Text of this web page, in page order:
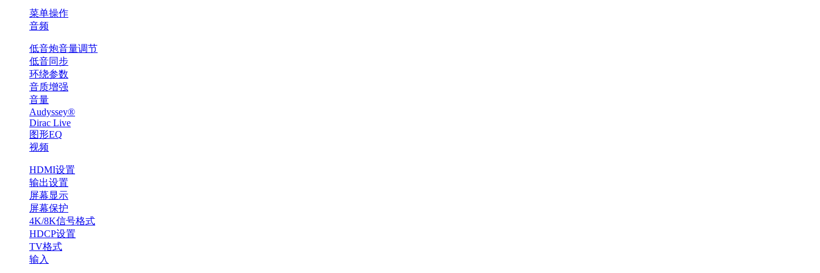
菜单操作
音频
低音炮音量调节
低音同步
环绕参数
音质增强
音量
Audyssey®
Dirac Live
图形EQ
视频
HDMI设置
输出设置
屏幕显示
屏幕保护
4K/8K信号格式
HDCP设置
TV格式
输入